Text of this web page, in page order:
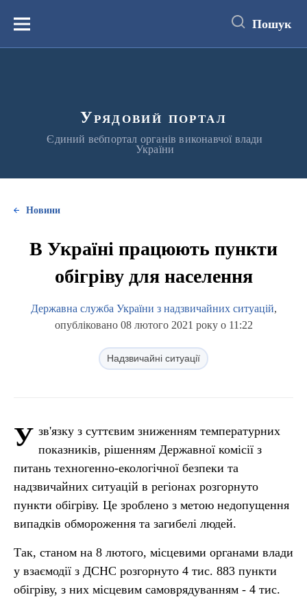
вмістуМеню Пошук
Урядовий портал
Єдиний вебпортал органів виконавчої влади
України
Новини
В Україні працюють пункти
обігріву для населення
Державна служба України з надзвичайних ситуацій,
опубліковано 08 лютого 2021 року о 11:22
Надзвичайні ситуації
У зв'язку з суттєвим зниженням температурних
показників, рішенням Державної комісії з
питань техногенно-екологічної безпеки та
надзвичайних ситуацій в регіонах розгорнуто
пункти обігріву. Це зроблено з метою недопущення
випадків обмороження та загибелі людей.
Так, станом на 8 лютого, місцевими органами влади
у взаємодії з ДСНС розгорнуто 4 тис. 883 пункти
обігріву, з них місцевим самоврядуванням - 4 тис.